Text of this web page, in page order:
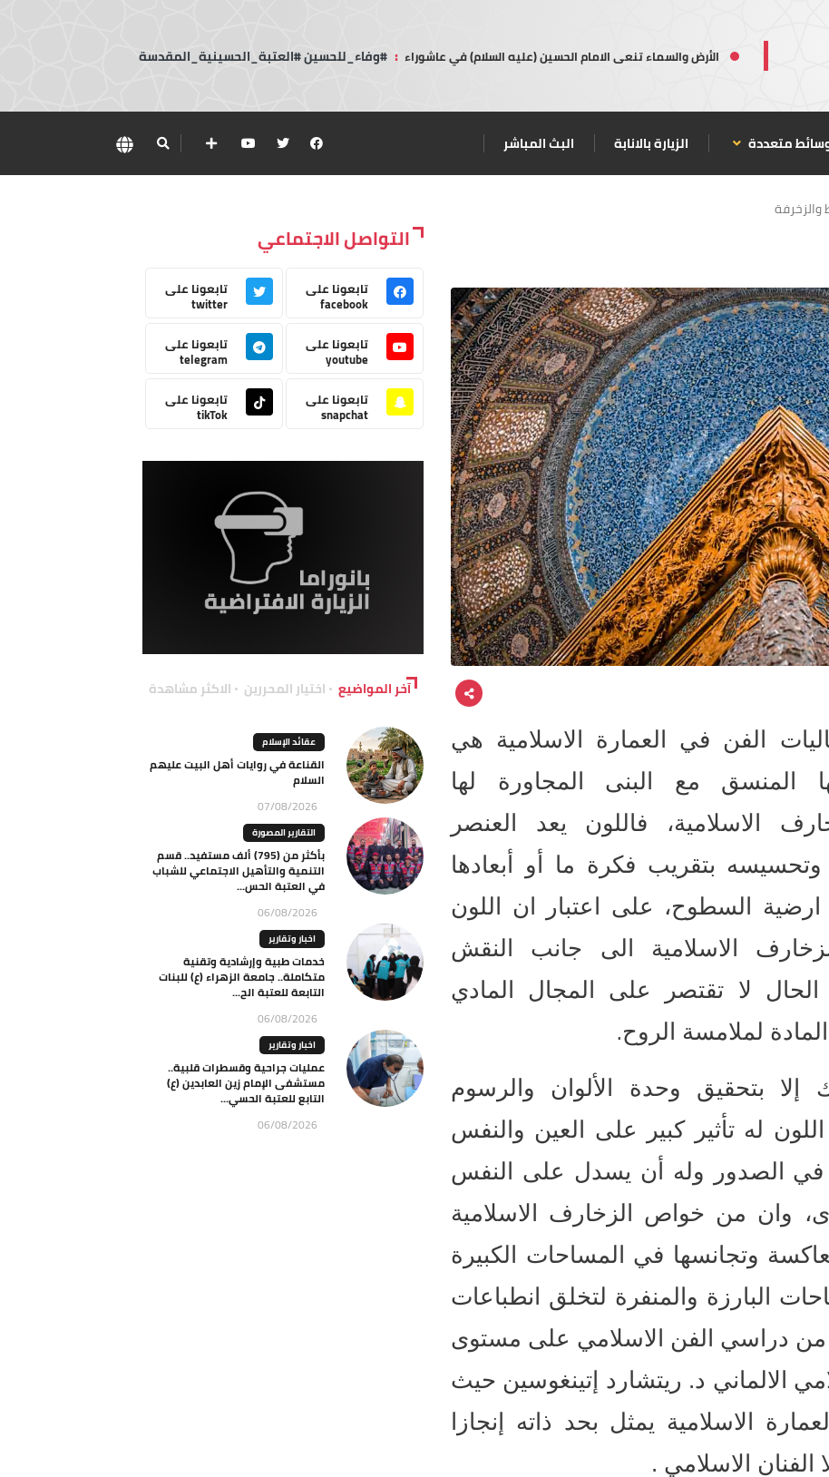
الأرض والسماء تنعى الامام الحسين (عليه السلام) في عاشوراء : #وفاء_للحسين #العتبة_الحسينية_المقدسة
متعددة الزيارة بالانابة البث المباشر
والزخرفة
الفن في العمارة الاسلامية هي
المنسق مع البنى المجاورة لها
الاسلامية، فاللون يعد العنصر
بتقريب فكرة ما أو أبعادها
السطوح، على اعتبار ان اللون
الاسلامية الى جانب النقش
الحال لا تقتصر على المجال المادي
لملامسة الروح.
إلا بتحقيق وحدة الألوان والرسوم
له تأثير كبير على العين والنفس
في الصدور وله أن يسدل على النفس
وان من خواص الزخارف الاسلامية
وتجانسها في المساحات الكبيرة
البارزة والمنفرة لتخلق انطباعات
من دراسي الفن الاسلامي على مستوى
الالماني د. ريتشارد إتينغوسين حيث
الاسلامية يمثل بحد ذاته إنجازا
الفنان الاسلامي .
التواصل الاجتماعي
تابعونا على
facebook
تابعونا على
twitter
تابعونا على
youtube
تابعونا على
telegram
تابعونا على
snapchat
تابعونا على
tikTok
آخر المواضيع اختيار المحررين الاكثر مشاهدة
عقائد الإسلام
القناعة في روايات أهل البيت عليهم
السلام
07/08/2026
التقارير المصورة
بأكثر من (795) ألف مستفيد.. قسم
التنمية والتأهيل الاجتماعي للشباب
في العتبة الحس...
06/08/2026
اخبار وتقارير
خدمات طبية وإرشادية وتقنية
متكاملة.. جامعة الزهراء (ع) للبنات
التابعة للعتبة الح...
06/08/2026
اخبار وتقارير
عمليات جراحية وقسطرات قلبية..
مستشفى الإمام زين العابدين (ع)
التابع للعتبة الحسي...
06/08/2026